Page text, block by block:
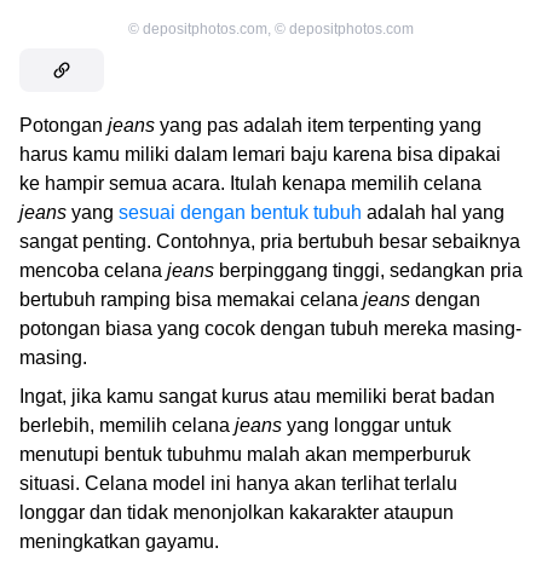
© depositphotos.com, © depositphotos.com
Potongan jeans yang pas adalah item terpenting yang
harus kamu miliki dalam lemari baju karena bisa dipakai
ke hampir semua acara. Itulah kenapa memilih celana
jeans yang sesuai dengan bentuk tubuh adalah hal yang
sangat penting. Contohnya, pria bertubuh besar sebaiknya
mencoba celana jeans berpinggang tinggi, sedangkan pria
bertubuh ramping bisa memakai celana jeans dengan
potongan biasa yang cocok dengan tubuh mereka masing-
masing.
Ingat, jika kamu sangat kurus atau memiliki berat badan
berlebih, memilih celana jeans yang longgar untuk
menutupi bentuk tubuhmu malah akan memperburuk
situasi. Celana model ini hanya akan terlihat terlalu
longgar dan tidak menonjolkan kakarakter ataupun
meningkatkan gayamu.